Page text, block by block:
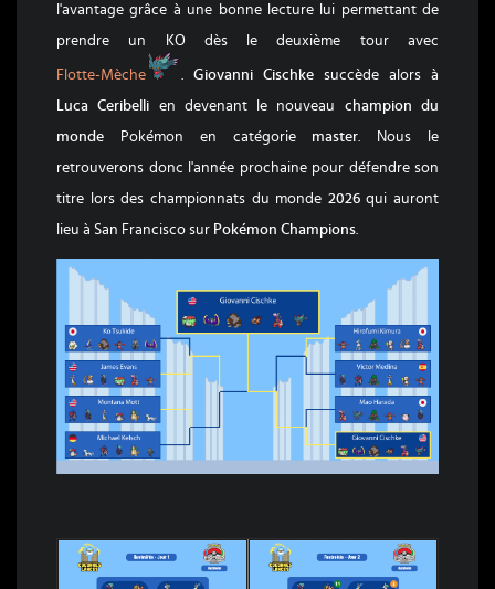
l'avantage grâce à une bonne lecture lui permettant de
prendre un KO dès le deuxième tour avec
Flotte-Mèche Flotte-Mèche
. Giovanni Cischke succède alors à
Luca Ceribelli en devenant le nouveau champion du
monde Pokémon en catégorie master. Nous le
retrouverons donc l'année prochaine pour défendre son
titre lors des championnats du monde 2026qui auront
lieu à San Francisco sur Pokémon Champions.